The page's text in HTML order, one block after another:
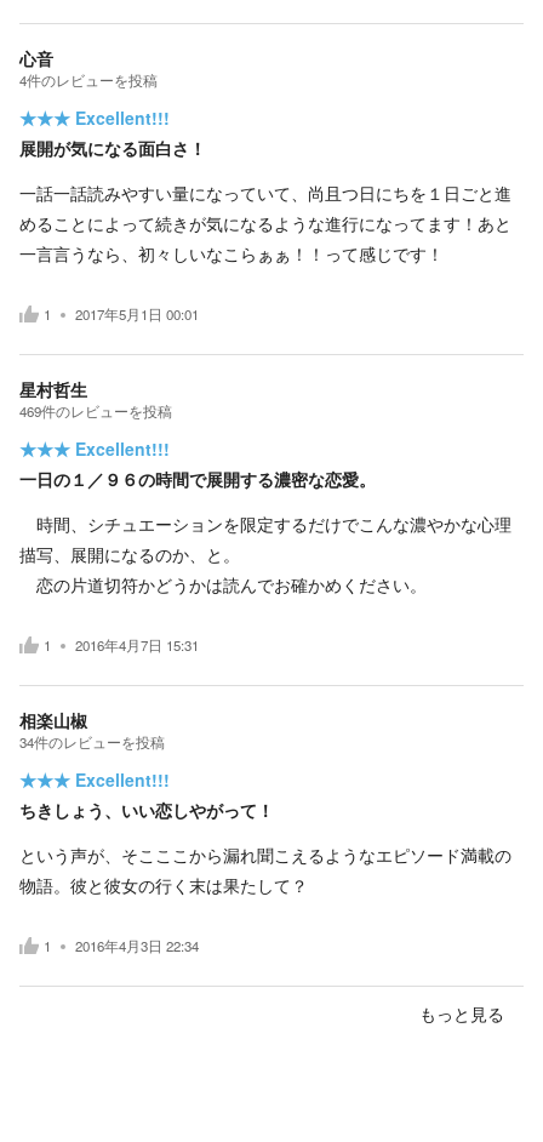
心音
4件のレビューを投稿
★★★ Excellent!!!
展開が気になる面白さ！
一話一話読みやすい量になっていて、尚且つ日にちを１日ごと進
めることによって続きが気になるような進行になってます！あと
一言言うなら、初々しいなこらぁぁ！！って感じです！
1 2017年5月1日 00:01
星村哲生
469件のレビューを投稿
★★★ Excellent!!!
一日の１／９６の時間で展開する濃密な恋愛。
時間、シチュエーションを限定するだけでこんな濃やかな心理
描写、展開になるのか、と。
恋の片道切符かどうかは読んでお確かめください。
1 2016年4月7日 15:31
相楽山椒
34件のレビューを投稿
★★★ Excellent!!!
ちきしょう、いい恋しやがって！
という声が、そこここから漏れ聞こえるようなエピソード満載の
物語。彼と彼女の行く末は果たして？
1 2016年4月3日 22:34
もっと見る